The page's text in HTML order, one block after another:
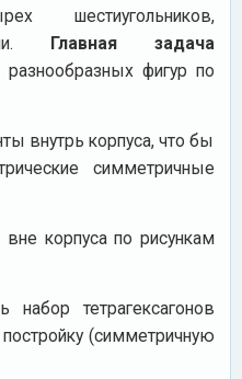
шестиугольников,
Главная задача
разнообразных фигур по
внутрь корпуса, что бы
симметричные
корпуса по рисункам
тетрагексагонов
(симметричную